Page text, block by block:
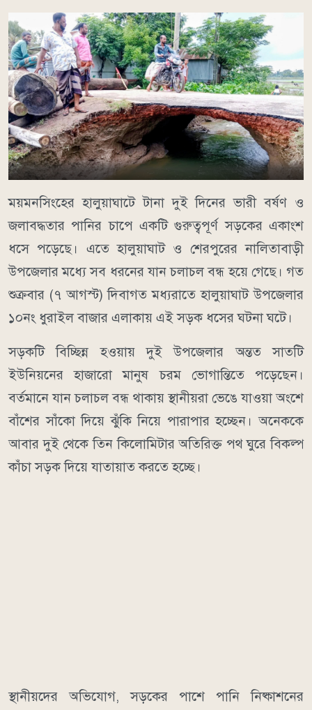
ময়মনসিংহের হালুয়াঘাটে টানা দুই দিনের ভারী বর্ষণ ও
জলাবদ্ধতার পানির চাপে একটি গুরুত্বপূর্ণ সড়কের একাংশ
ধসে পড়েছে। এতে হালুয়াঘাট ও শেরপুরের নালিতাবাড়ী
উপজেলার মধ্যে সব ধরনের যান চলাচল বন্ধ হয়ে গেছে। গত
শুক্রবার (৭ আগস্ট) দিবাগত মধ্যরাতে হালুয়াঘাট উপজেলার
১০নং ধুরাইল বাজার এলাকায় এই সড়ক ধসের ঘটনা ঘটে।
সড়কটি বিচ্ছিন্ন হওয়ায় দুই উপজেলার অন্তত সাতটি
ইউনিয়নের হাজারো মানুষ চরম ভোগান্তিতে পড়েছেন।
বর্তমানে যান চলাচল বন্ধ থাকায় স্থানীয়রা ভেঙে যাওয়া অংশে
বাঁশের সাঁকো দিয়ে ঝুঁকি নিয়ে পারাপার হচ্ছেন। অনেককে
আবার দুই থেকে তিন কিলোমিটার অতিরিক্ত পথ ঘুরে বিকল্প
কাঁচা সড়ক দিয়ে যাতায়াত করতে হচ্ছে।
স্থানীয়দের অভিযোগ, সড়কের পাশে পানি নিষ্কাশনের